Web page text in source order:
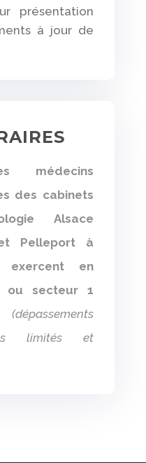
présentation
à jour de
médecins
des cabinets
Alsace
Pelleport à
exercent en
ou secteur 1
(dépassements
limités et